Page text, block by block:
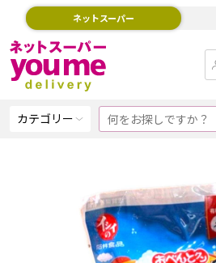
ネットスーパー
カテゴリー